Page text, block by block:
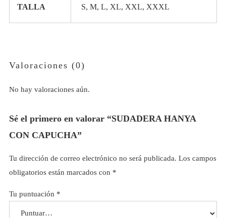
TALLA S, M, L, XL, XXL, XXXL
Valoraciones (0)
No hay valoraciones aún.
Sé el primero en valorar “SUDADERA HANYA
CON CAPUCHA”
Tu dirección de correo electrónico no será publicada. Los campos
obligatorios están marcados con *
Tu puntuación *